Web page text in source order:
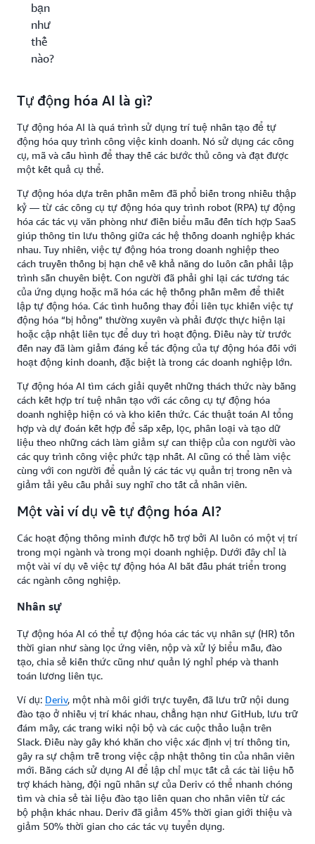
bạn
như
thế
nào?
Tự động hóa AI là gì?
Tự động hóa AI là quá trình sử dụng trí tuệ nhân tạo để tự
động hóa quy trình công việc kinh doanh. Nó sử dụng các công
cụ, mã và cấu hình để thay thế các bước thủ công và đạt được
một kết quả cụ thể.
Tự động hóa dựa trên phần mềm đã phổ biến trong nhiều thập
kỷ — từ các công cụ tự động hóa quy trình robot (RPA) tự động
hóa các tác vụ văn phòng như điền biểu mẫu đến tích hợp SaaS
giúp thông tin lưu thông giữa các hệ thống doanh nghiệp khác
nhau. Tuy nhiên, việc tự động hóa trong doanh nghiệp theo
cách truyền thống bị hạn chế về khả năng do luôn cần phải lập
trình sẵn chuyên biệt. Con người đã phải ghi lại các tương tác
của ứng dụng hoặc mã hóa các hệ thống phần mềm để thiết
lập tự động hóa. Các tình huống thay đổi liên tục khiến việc tự
động hóa “bị hỏng” thường xuyên và phải được thực hiện lại
hoặc cập nhật liên tục để duy trì hoạt động. Điều này từ trước
đến nay đã làm giảm đáng kể tác động của tự động hóa đối với
hoạt động kinh doanh, đặc biệt là trong các doanh nghiệp lớn.
Tự động hóa AI tìm cách giải quyết những thách thức này bằng
cách kết hợp trí tuệ nhân tạo với các công cụ tự động hóa
doanh nghiệp hiện có và kho kiến thức. Các thuật toán AI tổng
hợp và dự đoán kết hợp để sắp xếp, lọc, phân loại và tạo dữ
liệu theo những cách làm giảm sự can thiệp của con người vào
các quy trình công việc phức tạp nhất. AI cũng có thể làm việc
cùng với con người để quản lý các tác vụ quản trị trong nền và
giảm tải yêu cầu phải suy nghĩ cho tất cả nhân viên.
Một vài ví dụ về tự động hóa AI?
Các hoạt động thông minh được hỗ trợ bởi AI luôn có một vị trí
trong mọi ngành và trong mọi doanh nghiệp. Dưới đây chỉ là
một vài ví dụ về việc tự động hóa AI bắt đầu phát triển trong
các ngành công nghiệp.
Nhân sự
Tự động hóa AI có thể tự động hóa các tác vụ nhân sự (HR) tốn
thời gian như sàng lọc ứng viên, nộp và xử lý biểu mẫu, đào
tạo, chia sẻ kiến thức cũng như quản lý nghỉ phép và thanh
toán lương liên tục.
Ví dụ: Deriv, một nhà môi giới trực tuyến, đã lưu trữ nội dung
đào tạo ở nhiều vị trí khác nhau, chẳng hạn như GitHub, lưu trữ
đám mây, các trang wiki nội bộ và các cuộc thảo luận trên
Slack. Điều này gây khó khăn cho việc xác định vị trí thông tin,
gây ra sự chậm trễ trong việc cập nhật thông tin của nhân viên
mới. Bằng cách sử dụng AI để lập chỉ mục tất cả các tài liệu hỗ
trợ khách hàng, đội ngũ nhân sự của Deriv có thể nhanh chóng
tìm và chia sẻ tài liệu đào tạo liên quan cho nhân viên từ các
bộ phận khác nhau. Deriv đã giảm 45% thời gian giới thiệu và
giảm 50% thời gian cho các tác vụ tuyển dụng.